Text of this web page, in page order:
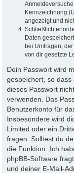
Kennzeichnung
angezeigt und
Schließlich
Daten
bei Umfragen,
von dir gesetzte
Dein Passwort wird
gespeichert, so dass
dieses Passwort
verwenden. Das
Benutzerkonto für
Insbesondere wird
Limited oder ein
fragen. Solltest du
die Funktion „Ich
phpBB-Software
und deiner E-Mail-